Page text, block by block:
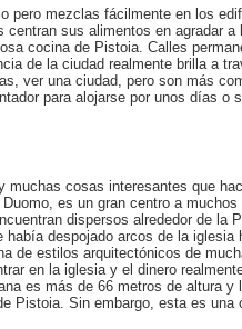
pero mezclas fácilmente en los
sus alimentos en agradar a
cocina de Pistoia. Calles
de la ciudad realmente brilla a
ver una ciudad, pero son más
para alojarse por unos días o
muchas cosas interesantes que
es un gran centro a
dispersos alrededor de la
despojado arcos de la iglesia
de estilos arquitectónicos de
en la iglesia y el dinero
es más de 66 metros de altura y
Pistoia. Sin embargo, esta es una